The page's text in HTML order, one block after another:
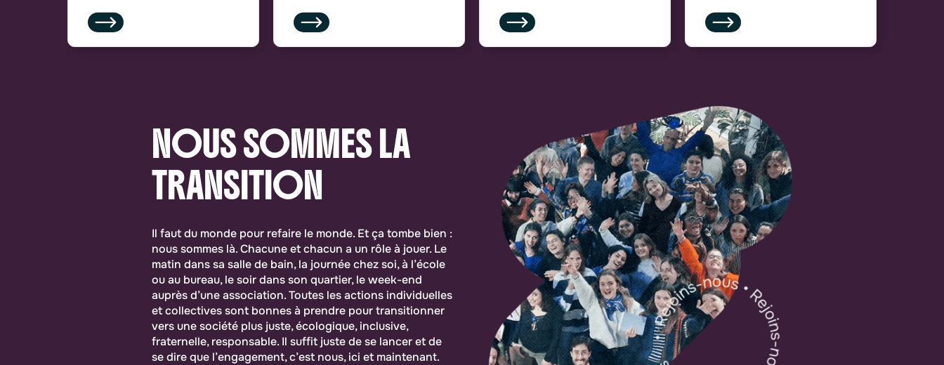
NOUS SOMMES LA
TRANSITION
Il faut du monde pour refaire le monde. Et ça tombe bien :
nous sommes là. Chacune et chacun a un rôle à jouer. Le
matin dans sa salle de bain, la journée chez soi, à l’école
ou au bureau, le soir dans son quartier, le week-end
auprès d’une association. Toutes les actions individuelles
et collectives sont bonnes à prendre pour transitionner
vers une société plus juste, écologique, inclusive,
fraternelle, responsable. Il suffit juste de se lancer et de
se dire que l’engagement, c’est nous, ici et maintenant.